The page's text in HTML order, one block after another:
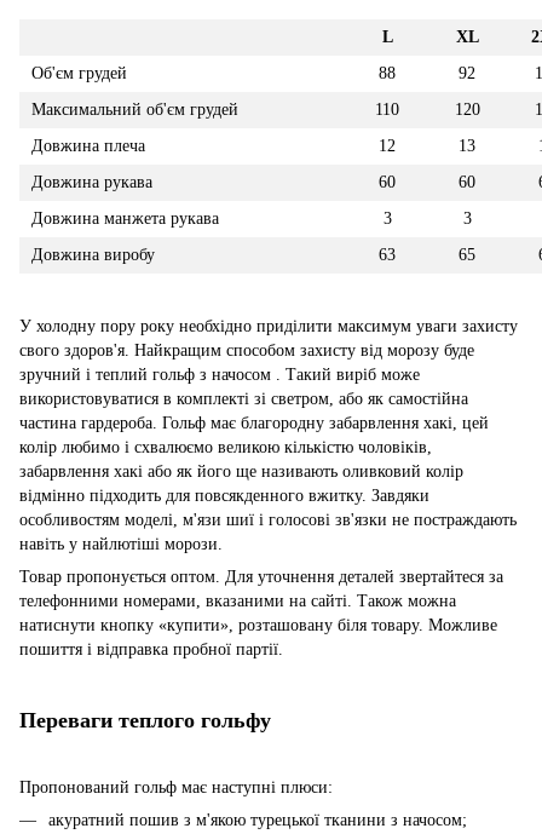
L XL
Об'єм грудей
88 92
Максимальний об'єм грудей
110 120
Довжина плеча
12 13
Довжина рукава
60 60
Довжина манжета рукава
3
3
Довжина виробу
63 65
У холодну пору року необхідно приділити максимум уваги захисту
свого здоров'я. Найкращим способом захисту від морозу буде
зручний і теплий гольф з начосом . Такий виріб може
використовуватися в комплекті зі светром, або як самостійна
частина гардероба. Гольф має благородну забарвлення хакі, цей
колір любимо і схвалюємо великою кількістю чоловіків,
забарвлення хакі або як його ще називають оливковий колір
відмінно підходить для повсякденного вжитку. Завдяки
особливостям моделі, м'язи шиї і голосові зв'язки не постраждають
навіть у найлютіші морози.
Товар пропонується оптом. Для уточнення деталей звертайтеся за
телефонними номерами, вказаними на сайті. Також можна
натиснути кнопку «купити», розташовану біля товару. Можливе
пошиття і відправка пробної партії.
Переваги теплого гольфу
Пропонований гольф має наступні плюси:
акуратний пошив з м'якою турецької тканини з начосом;